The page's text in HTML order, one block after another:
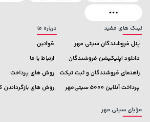
لینک های مفید
پنل فروشندگان سیتی مهر
دانلود اپلیکیشن فروشندگان
راهنمای فروشندگان و ثبت تیکت
پرداخت آنلاین 5000 سیتی‌مهر
درباره ما
قوانین
ارتباط با ما
روش های پرداخت
روش های بازگرداندن
مزایای سیتی مهر